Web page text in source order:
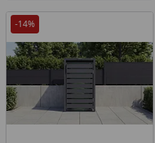
-14%